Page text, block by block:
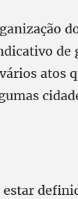
atos
estar